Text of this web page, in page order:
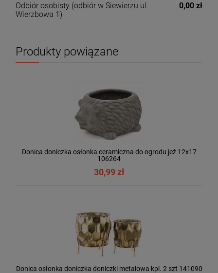
Odbiór osobisty (odbiór w Siewierzu ul.
Wierzbowa 1)
0,00 zł
Produkty powiązane
Donica doniczka osłonka ceramiczna do ogrodu jeż 12x17
106264
30,99 zł
Donica osłonka doniczka doniczki metalowa kpl. 2 szt 141090